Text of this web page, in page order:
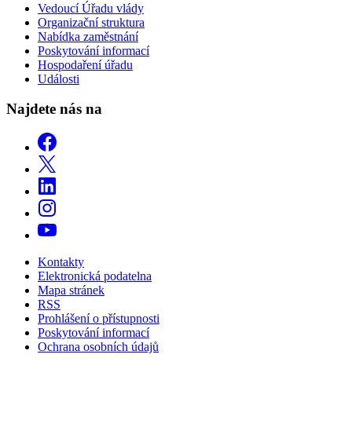
Vedoucí Úřadu vlády
Organizační struktura
Nabídka zaměstnání
Poskytování informací
Hospodaření úřadu
Události
Najdete nás na
Kontakty
Elektronická podatelna
Mapa stránek
RSS
Prohlášení o přístupnosti
Poskytování informací
Ochrana osobních údajů